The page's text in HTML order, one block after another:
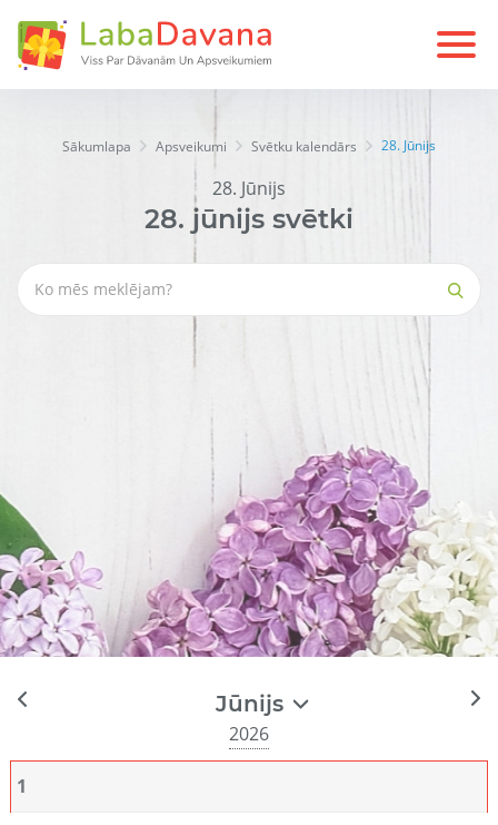
Sākumlapa Apsveikumi Svētku kalendārs 28. Jūnijs
28. Jūnijs
28. jūnijs svētki
Jūnijs
2026
1